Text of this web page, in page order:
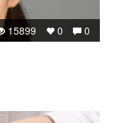
0
0
15899